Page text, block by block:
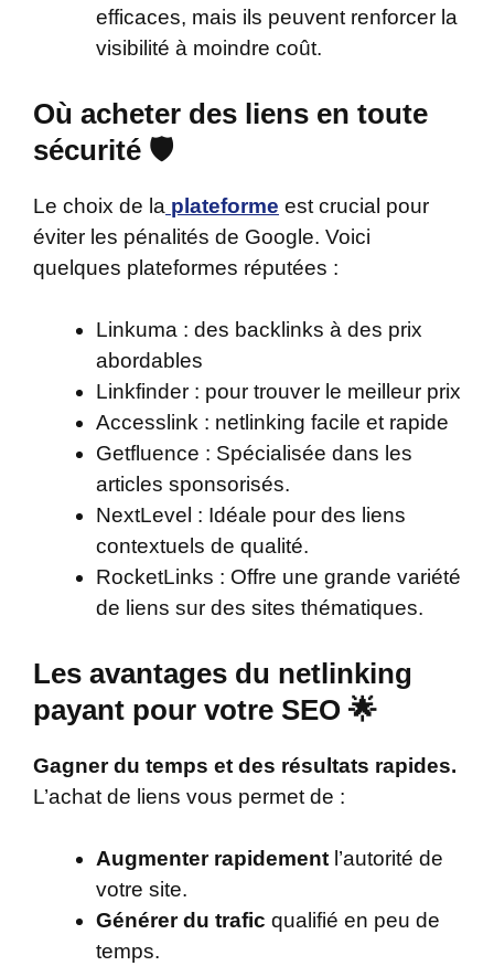
efficaces, mais ils peuvent renforcer la
visibilité à moindre coût.
Où acheter des liens en toute
sécurité 🛡️
Le choix de la plateforme est crucial pour
éviter les pénalités de Google. Voici
quelques plateformes réputées :
Linkuma : des backlinks à des prix
abordables
Linkfinder : pour trouver le meilleur prix
Accesslink : netlinking facile et rapide
Getfluence : Spécialisée dans les
articles sponsorisés.
NextLevel : Idéale pour des liens
contextuels de qualité.
RocketLinks : Offre une grande variété
de liens sur des sites thématiques.
Les avantages du netlinking
payant pour votre SEO 🌟
Gagner du temps et des résultats rapides.
L’achat de liens vous permet de :
Augmenter rapidement l’autorité de
votre site.
Générer du trafic qualifié en peu de
temps.